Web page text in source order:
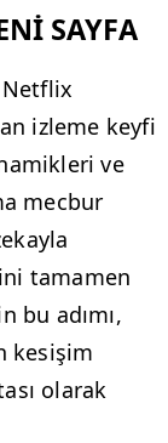
SAYFA
Netflix
izleme keyfi
ve
mecbur
tamamen
bu adımı,
kesişim
olarak